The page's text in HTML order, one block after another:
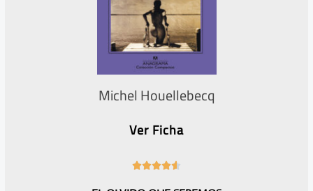
Michel Houellebecq
Ver Ficha
